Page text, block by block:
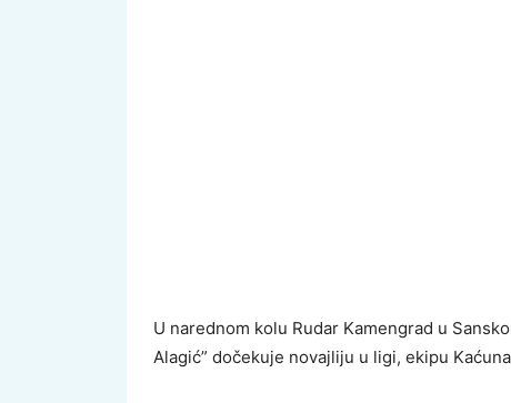
U narednom kolu Rudar Kamengrad u
Alagić” dočekuje novajliju u ligi, ekipu